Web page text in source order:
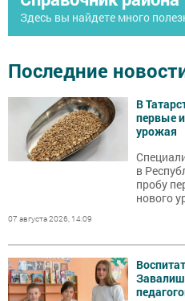
Здесь вы найдете много
Последние
В
первые
урожая
в
пробу
нового
07 августа 2026, 14:09